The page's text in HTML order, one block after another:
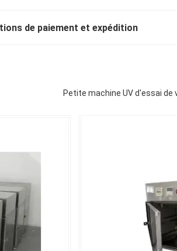
de paiement et expédition
Petite machine UV d'essai de